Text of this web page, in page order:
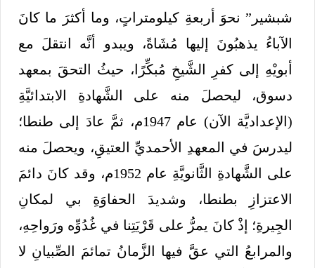
شبشير” نحوَ أربعةِ كيلومتراتٍ، وما أكثرَ ما كانَ
الآباءُ يذهبُونَ إليها مُشَاةً، ويبدو أنَّه انتقلَ مع
أبويْهِ إلى كفرِ الشَّيخِ مُبكِّرًا، حيثُ التحقَ بمعهد
دسوق، ليحصلَ منه على الشَّهادةِ الابتدائيَّةِ
(الإعداديَّة الآن) عام 1947م، ثمَّ عادَ إلى طنطا؛
ليدرسَ في المعهدِ الأحمديِّ العتيقِ، ويحصلَ منه
على الشَّهادةِ الثَّانويَّةِ عام 1952م، وقد كانَ دائمَ
الاعتزازِ بطنطا، وشديدَ الحفاوَةِ بي لمكانِ
الجِيرةِ؛ إذْ كانَ يمرُّ على قَرْيَتِنا في غُدُوِّه ورَواحِهِ،
والمرابعُ التي عقَّ فيها الزَّمانُ تمائمَ الصِّبيانِ لا